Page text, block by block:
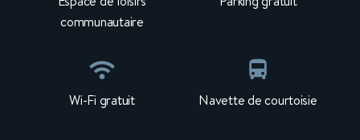
communautaire
Wi-Fi gratuit Navette de courtoisie